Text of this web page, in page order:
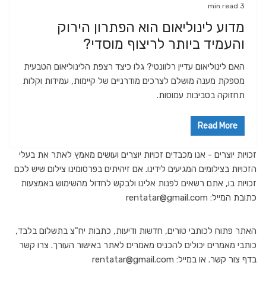
3 min read
מדוע לינוליאום הוא הפתרון הירוק
והעמיד ביותר לריצוף מוסדי?
האם לינוליאום עדיין רלוונטי? גלו כיצד רצפת הלינוליאום הטבעית
מספקת מענה מושלם לצרכים מודרניים של קיימות, עמידות וקלות
תחזוקה בסביבות עמוסות.
Read More
זכויות יוצרים - אנו מכבדים זכויות יוצרים ועושים מאמץ לאתר את בעלי
הזכויות בצילומים המגיעים לידינו. אם זיהיתים בפרסומינו צילום שיש לכם
זכויות בו, אתם רשאים לפנות אלינו ולבקש לחדול מהשימוש באמצעות
כתובת המייל: rentatar@gmail.com
האתר פתוח לכותבי טורים, חדשות ודיעות, כתבות יח"צ בתשלום בלבד,
כותבי מאמרים יכולים להכניס מאמרים לאתר באישור העורך. צרו קשר
בדף צור קשר. או במייל: rentatar@gmail.com